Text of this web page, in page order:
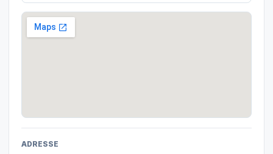
ADRESSE